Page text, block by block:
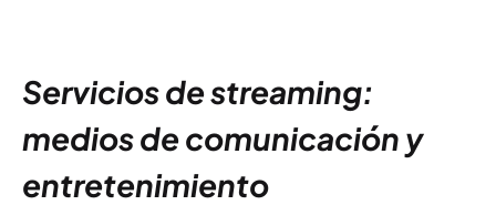
Servicios de streaming:
medios de comunicación y
entretenimiento